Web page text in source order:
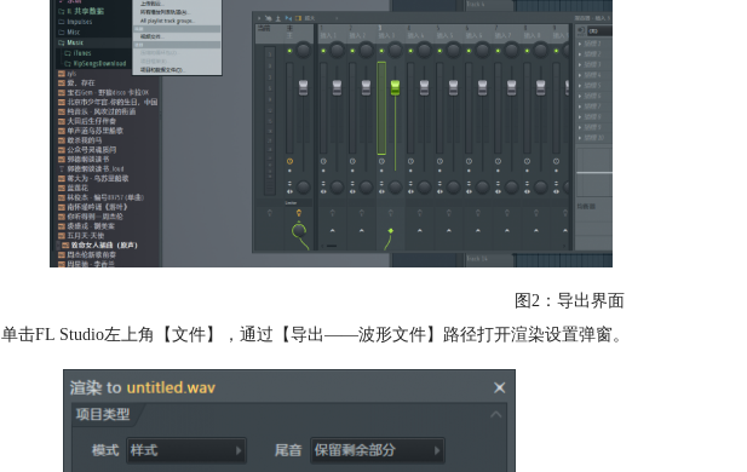
图2：导出界面
单击FL Studio左上角【文件】，通过【导出——波形文件】路径打开渲染设置弹窗。